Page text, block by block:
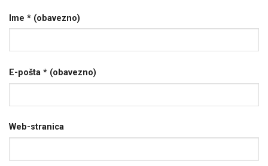
Ime * (obavezno)
E-pošta * (obavezno)
Web-stranica